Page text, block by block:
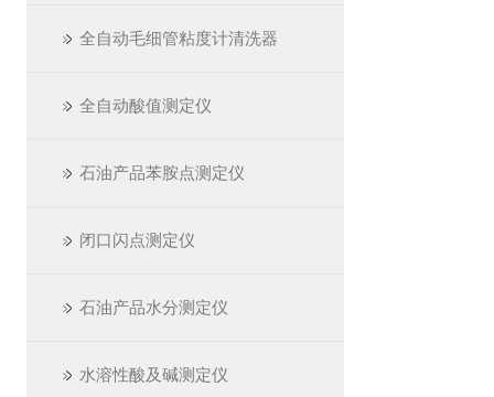
全自动毛细管粘度计清洗器
全自动酸值测定仪
石油产品苯胺点测定仪
闭口闪点测定仪
石油产品水分测定仪
水溶性酸及碱测定仪